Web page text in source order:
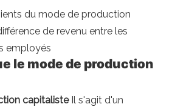
du mode de production
de revenu entre les
employés
le mode de production
capitaliste Il s'agit d'un